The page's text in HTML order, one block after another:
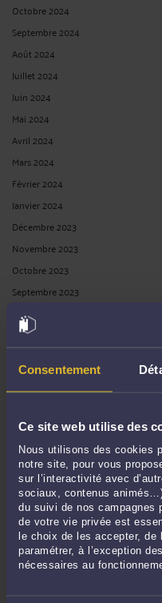
Consentement
Ce site web utilise des
Nous utilisons des cookies
notre site, pour vous
sur l’interactivité avec
sociaux, contenus
du suivi de nos campagnes
de votre vie privée est
le choix de les accepter, de
paramétrer, à l’exception
nécessaires au
Octobre 2024
Septembre 2024
Août 2024
Juillet 2024
Juin 2024
Mai 2024
Avril 2024
Mars 2024
Février 2024
Janvier 2024
Décembre 2023
Novembre 2023
Octobre 2023
Septembre 2023
Juin 2023
Mai 2023
Mars 2023
Décembre 2022
Novembre 2022
Octobre 2022
Septembre 2022
Août 2022
Juillet 2022
Juin 2022
Mai 2022
Avril 2022